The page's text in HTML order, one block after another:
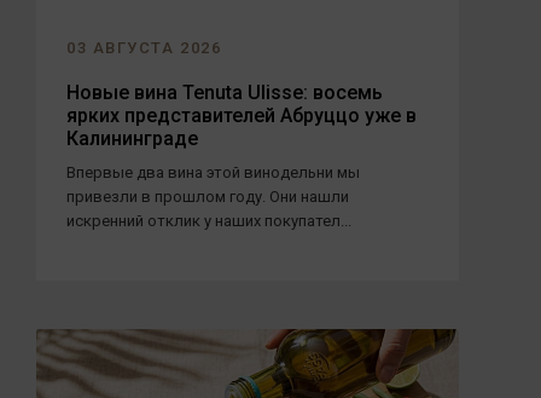
03 АВГУСТА 2026
Новые вина Tenuta Ulisse: восемь
ярких представителей Абруццо уже в
Калининграде
Впервые два вина этой винодельни мы
привезли в прошлом году. Они нашли
искренний отклик у наших покупател...